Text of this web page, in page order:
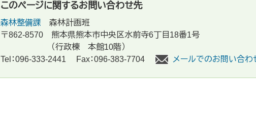
このページに関するお問い合わせ先
森林整備課
森林計画班
〒862-8570
熊本県熊本市中央区水前寺6丁目18番1号
（行政棟 本館10階）
Tel：096-333-2441
Fax：096-383-7704 メールでのお問い合わ